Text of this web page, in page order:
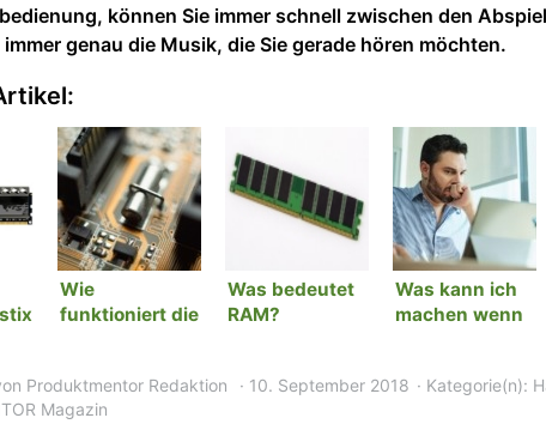
können Sie immer schnell zwischen den
genau die Musik, die Sie gerade hören möchten.
Wie
funktioniert die
Was bedeutet
RAM?
Was kann ich
machen wenn
Produktmentor Redaktion 10. September 2018 Kategorie(n):
Magazin